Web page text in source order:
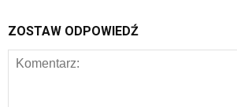
ZOSTAW ODPOWIEDŹ